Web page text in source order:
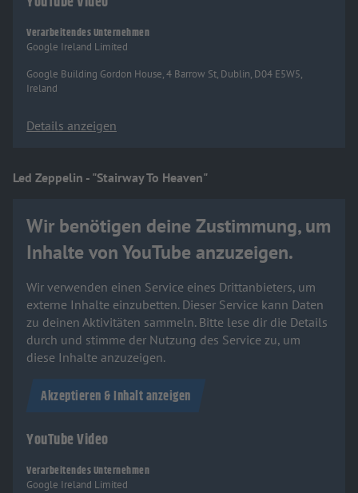
Verarbeitendes Unternehmen
Google Ireland Limited
Google Building Gordon House, 4 Barrow St, Dublin, D04 E5W5,
Ireland
Details anzeigen
Led Zeppelin - "Stairway To Heaven"
Wir benötigen deine Zustimmung, um
Inhalte von YouTube anzuzeigen.
Wir verwenden einen Service eines Drittanbieters, um
externe Inhalte einzubetten. Dieser Service kann Daten
zu deinen Aktivitäten sammeln. Bitte lese dir die Details
durch und stimme der Nutzung des Service zu, um
diese Inhalte anzuzeigen.
Akzeptieren & Inhalt anzeigen
YouTube Video
Verarbeitendes Unternehmen
Google Ireland Limited